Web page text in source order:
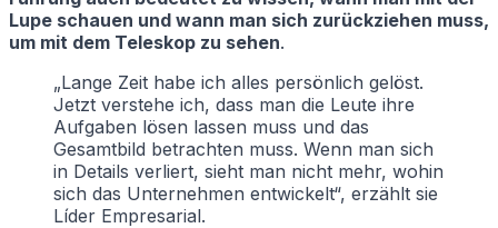
Lupe schauen und wann man sich zurückziehen muss,
um mit dem Teleskop zu sehen.
„Lange Zeit habe ich alles persönlich gelöst.
Jetzt verstehe ich, dass man die Leute ihre
Aufgaben lösen lassen muss und das
Gesamtbild betrachten muss. Wenn man sich
in Details verliert, sieht man nicht mehr, wohin
sich das Unternehmen entwickelt“, erzählt sie
Líder Empresarial.